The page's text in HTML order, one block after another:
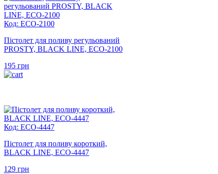
Код: ECO-2100
Пістолет для поливу регульований
PROSTY, BLACK LINE, ECO-2100
195 грн
Код: ECO-4447
Пістолет для поливу короткий,
BLACK LINE, ECO-4447
129 грн